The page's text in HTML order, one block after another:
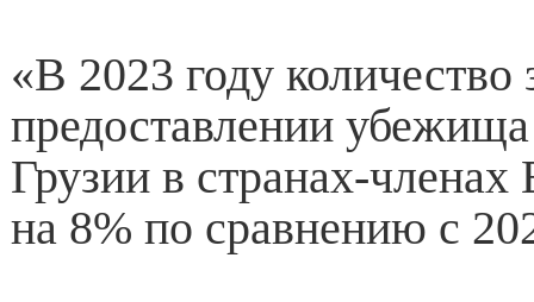
«В 2023 году количество
предоставлении
Грузии в странах-членах
на 8% по сравнению с